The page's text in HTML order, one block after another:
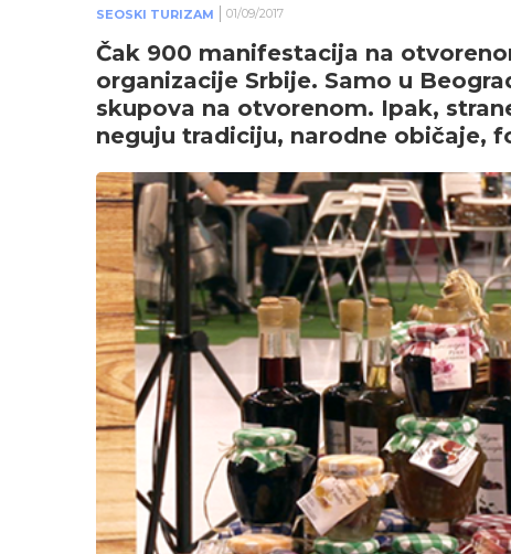
SEOSKI TURIZAM 01/09/2017
Čak 900 manifestacija na
organizacije Srbije. Samo u
skupova na otvorenom. Ipak,
neguju tradiciju, narodne običaje,